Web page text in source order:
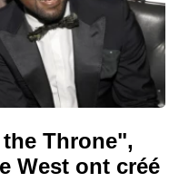
Throne",
West ont créé